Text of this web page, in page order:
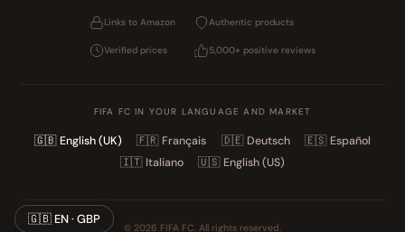
Links to Amazon Authentic products
Verified prices 5,000+ positive reviews
FIFA FC IN YOUR LANGUAGE AND MARKET
🇬🇧 English (UK) 🇫🇷 Français 🇩🇪 Deutsch 🇪🇸 Español
🇮🇹 Italiano 🇺🇸 English (US)
© 2026 FIFA FC. All rights reserved.
🇬🇧 EN · GBP